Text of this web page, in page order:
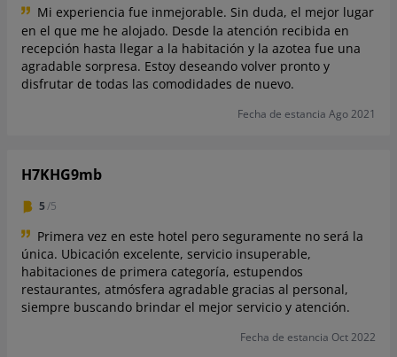
Mi experiencia fue inmejorable. Sin duda, el mejor lugar
en el que me he alojado. Desde la atención recibida en
recepción hasta llegar a la habitación y la azotea fue una
agradable sorpresa. Estoy deseando volver pronto y
disfrutar de todas las comodidades de nuevo.
Fecha de estancia Ago 2021
H7KHG9mb
5/5
Primera vez en este hotel pero seguramente no será la
única. Ubicación excelente, servicio insuperable,
habitaciones de primera categoría, estupendos
restaurantes, atmósfera agradable gracias al personal,
siempre buscando brindar el mejor servicio y atención.
Fecha de estancia Oct 2022